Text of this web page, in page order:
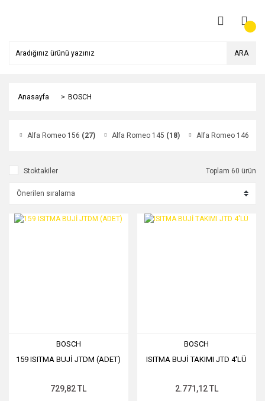
ARA
Anasayfa BOSCH
Alfa Romeo 156 (27) Alfa Romeo 145 (18) Alfa Romeo 146
Stoktakiler Toplam 60 ürün
BOSCH
159 ISITMA BUJİ JTDM (ADET)
729,82 TL
BOSCH
ISITMA BUJİ TAKIMI JTD 4'LÜ
2.771,12 TL